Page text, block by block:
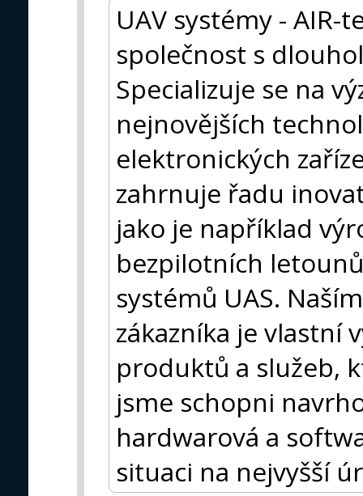
UAV systémy - AIR-
společnost s
Specializuje se na
nejnovějších
elektronických
zahrnuje řadu
jako je například
bezpilotních
systémů UAS.
zákazníka je vlastní
produktů a služeb,
jsme schopni
hardwarová a
situaci na nejvyšší